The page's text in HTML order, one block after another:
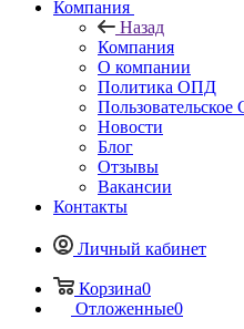
Компания
Назад
Компания
О компании
Политика ОПД
Пользовательское
Новости
Блог
Отзывы
Вакансии
Контакты
Личный кабинет
Корзина0
Отложенные0